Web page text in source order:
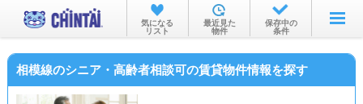
お部屋を探す
沿線・駅から
気になる
リスト
最近見た
物件
保存中の
条件
相模線のシニア・高齢者相談可の賃貸物件情報を探す